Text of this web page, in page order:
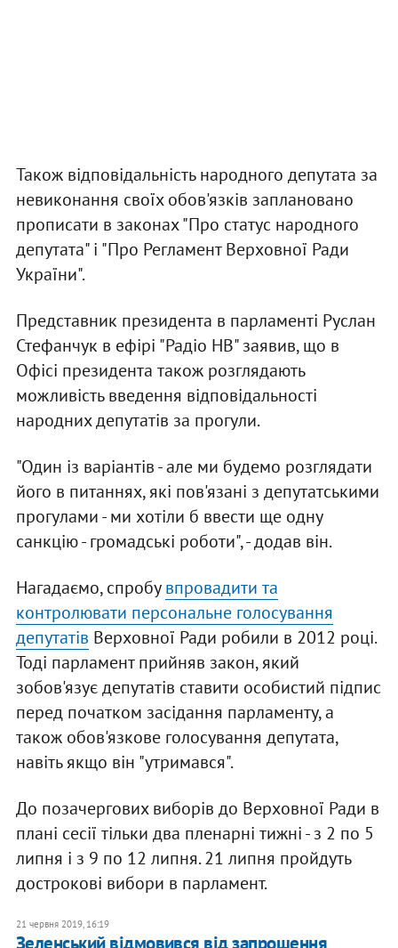
Також відповідальність народного депутата за
невиконання своїх обов'язків заплановано
прописати в законах "Про статус народного
депутата" і "Про Регламент Верховної Ради
України".
Представник президента в парламенті Руслан
Стефанчук в ефірі "Радіо НВ" заявив, що в
Офісі президента також розглядають
можливість введення відповідальності
народних депутатів за прогули.
"Один із варіантів - але ми будемо розглядати
його в питаннях, які пов'язані з депутатськими
прогулами - ми хотіли б ввести ще одну
санкцію - громадські роботи", - додав він.
Нагадаємо, спробувпровадити та
контролювати персональне голосування
депутатів Верховної Ради робили в 2012 році.
Тоді парламент прийняв закон, який
зобов'язує депутатів ставити особистий підпис
перед початком засідання парламенту, а
також обов'язкове голосування депутата,
навіть якщо він "утримався".
До позачергових виборів до Верховної Ради в
плані сесії тільки два пленарні тижні - з 2 по 5
липня і з 9 по 12 липня. 21 липня пройдуть
дострокові вибори в парламент.
21 червня 2019, 16:19